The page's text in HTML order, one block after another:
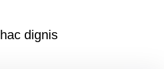
dignis